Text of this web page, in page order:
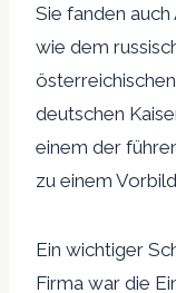
Sie fanden
wie dem
deutschen
einem der
zu einem
Ein wichtiger
Firma war die